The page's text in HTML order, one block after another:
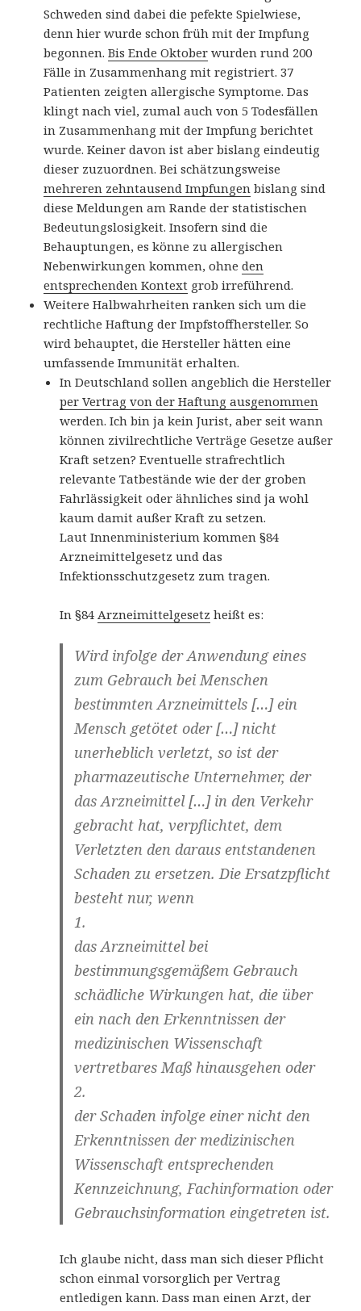
Schweden sind dabei die pefekte Spielwiese,
denn hier wurde schon früh mit der Impfung
begonnen.Bis Ende Oktober wurden rund 200
Fälle in Zusammenhang mit registriert. 37
Patienten zeigten allergische Symptome. Das
klingt nach viel, zumal auch von 5 Todesfällen
in Zusammenhang mit der Impfung berichtet
wurde. Keiner davon ist aber bislang eindeutig
dieser zuzuordnen. Bei schätzungsweise
mehreren zehntausend Impfungen bislang sind
diese Meldungen am Rande der statistischen
Bedeutungslosigkeit. Insofern sind die
Behauptungen, es könne zu allergischen
Nebenwirkungen kommen, ohneden
entsprechenden Kontext grob irreführend.
Weitere Halbwahrheiten ranken sich um die
rechtliche Haftung der Impfstoffhersteller. So
wird behauptet, die Hersteller hätten eine
umfassende Immunität erhalten.
In Deutschland sollen angeblich die Hersteller
per Vertrag von der Haftung ausgenommen
werden. Ich bin ja kein Jurist, aber seit wann
können zivilrechtliche Verträge Gesetze außer
Kraft setzen? Eventuelle strafrechtlich
relevante Tatbestände wie der der groben
Fahrlässigkeit oder ähnliches sind ja wohl
kaum damit außer Kraft zu setzen.
Laut Innenministerium kommen §84
Arzneimittelgesetz und das
Infektionsschutzgesetz zum tragen.
In §84Arzneimittelgesetz heißt es:
Wird infolge der Anwendung eines
zum Gebrauch bei Menschen
bestimmten Arzneimittels […] ein
Mensch getötet oder […] nicht
unerheblich verletzt, so ist der
pharmazeutische Unternehmer, der
das Arzneimittel […] in den Verkehr
gebracht hat, verpflichtet, dem
Verletzten den daraus entstandenen
Schaden zu ersetzen. Die Ersatzpflicht
besteht nur, wenn
1.
das Arzneimittel bei
bestimmungsgemäßem Gebrauch
schädliche Wirkungen hat, die über
ein nach den Erkenntnissen der
medizinischen Wissenschaft
vertretbares Maß hinausgehen oder
2.
der Schaden infolge einer nicht den
Erkenntnissen der medizinischen
Wissenschaft entsprechenden
Kennzeichnung, Fachinformation oder
Gebrauchsinformation eingetreten ist.
Ich glaube nicht, dass man sich dieser Pflicht
schon einmal vorsorglich per Vertrag
entledigen kann. Dass man einen Arzt, der